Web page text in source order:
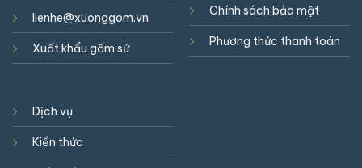
lienhe@xuonggom.vn
Xuất khẩu gốm sứ
Chính sách bảo mật
Phương thức thanh toán
Dịch vụ
Kiến thức